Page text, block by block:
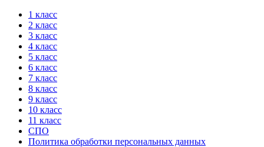
Перейти
содержимому
1 класс
2 класс
3 класс
4 класс
5 класс
6 класс
7 класс
8 класс
9 класс
10 класс
11 класс
СПО
Политика обработки персональных данных